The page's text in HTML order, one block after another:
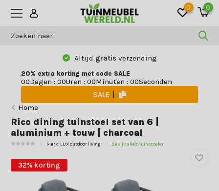
0 0
Altijd gratis verzending
20% extra korting met code SALE
00Dagen : 00Uren : 00Minuten : 00Seconden
SALE
Home
Rico dining tuinstoel set van 6 |
aluminium + touw | charcoal
Merk: LUX outdoor living Bekijk alles Tuinstoelen
32% korting